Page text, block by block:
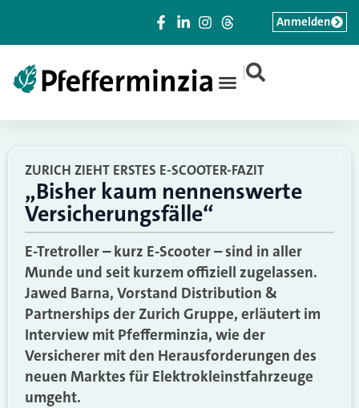
|
Anmelden
ZURICH ZIEHT ERSTES E-SCOOTER-FAZIT
„Bisher kaum nennenswerte
Versicherungsfälle“
E-Tretroller – kurz E-Scooter – sind in aller
Munde und seit kurzem offiziell zugelassen.
Jawed Barna, Vorstand Distribution &
Partnerships der Zurich Gruppe, erläutert im
Interview mit Pfefferminzia, wie der
Versicherer mit den Herausforderungen des
neuen Marktes für Elektrokleinstfahrzeuge
umgeht.